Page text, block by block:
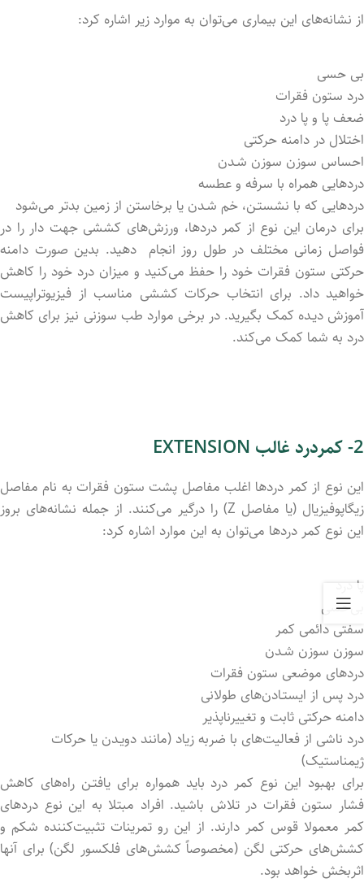
از نشانه‌های این بیماری می‌توان به موارد زیر اشاره کرد:
بی حسی
درد ستون فقرات
ضعف پا و پا درد
اختلال در دامنه حرکتی
احساس سوزن سوزن شـدن
دردهایی همراه با سرفه و عطسه
دردهایی که با نشستـن، خم شـدن یا برخاستن از زمین بدتر می‌شود
برای درمان این نوع از کمر دردها، ورزش‌های کششی جهت دار را در
فواصل زمانی مختلف در طول روز انجام دهید. بدین صورت دامنه
حرکتی ستون فقرات خود را حفظ می‌کنید و میزان درد خود را کاهش
خواهید داد. برای انتخاب حرکات کششی مناسب از فیزیوتراپیست
آموزش دیـده کمک بگیرید. در برخی موارد طب سوزنی نیز برای کاهش
درد به شما کمک می‌کند.
2- کمردرد غالب EXTENSION
این نوع از کمر دردها اغلب مفاصل پشت ستون فقرات به نام مفاصل
زیگاپوفیزیال (یا مفاصل Z) را درگیر می‌کنند. از جمله نشانه‌های بروز
این نوع کمر دردها می‌توان به این موارد اشاره کرد:
پا درد
بی‌حسی
سفتی دائمی کمر
سوزن سوزن شـدن
دردهای موضعی ستون فقرات
درد پس از ایستـادن‌های طولانی
دامنه حرکتی ثابت و تغییرناپذیر
درد ناشی از فعالیت‌های با ضربه زیاد (مانند دویـدن یا حرکات
ژیمناستیک)
برای بهبود این نوع کمر درد باید همواره برای یافتـن راه‌های کاهش
فشار ستون فقرات در تلاش باشید. افراد مبتلا به این نوع دردهای
کمر معمولا قوس کمر دارند. از این رو تمرینات تثبیت‌کننده شکم و
کشش‌های حرکتی لگن (مخصوصاً کشش‌های فلکسور لگن) برای آنها
اثربخش خواهد بود.